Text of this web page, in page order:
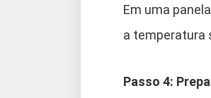
Em uma
a temperatura
Passo 4: